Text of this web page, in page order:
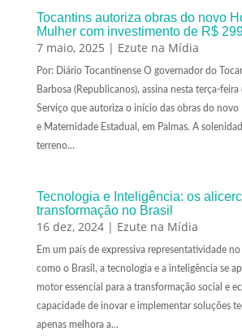
Tocantins autoriza obras do novo
Mulher com investimento de R$
7 maio, 2025 | Ezute na Mídia
Por: Diário Tocantinense O governador do
Barbosa (Republicanos), assina nesta terça-feira
Serviço que autoriza o início das obras do
e Maternidade Estadual, em Palmas. A
terreno...
Tecnologia e Inteligência: os
transformação no Brasil
16 dez, 2024| Ezute na Mídia
Em um país de expressiva representatividade
como o Brasil, a tecnologia e a inteligência se
motor essencial para a transformação social e
capacidade de inovar e implementar soluções
apenas melhora a...